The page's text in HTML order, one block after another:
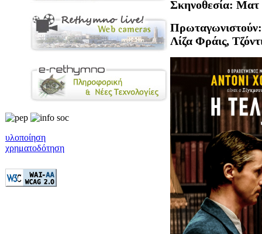
υλοποίηση
χρηματοδότηση
Σκηνοθεσία:
Πρωταγωνιστούν:
Λίζα Φράις,